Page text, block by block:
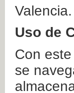
Valencia.
Uso de
Con
se